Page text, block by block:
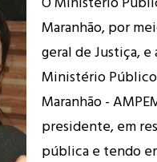
Maranhão, por
geral de Justiça, e
Ministério
Maranhão -
presidente, em
pública e tendo